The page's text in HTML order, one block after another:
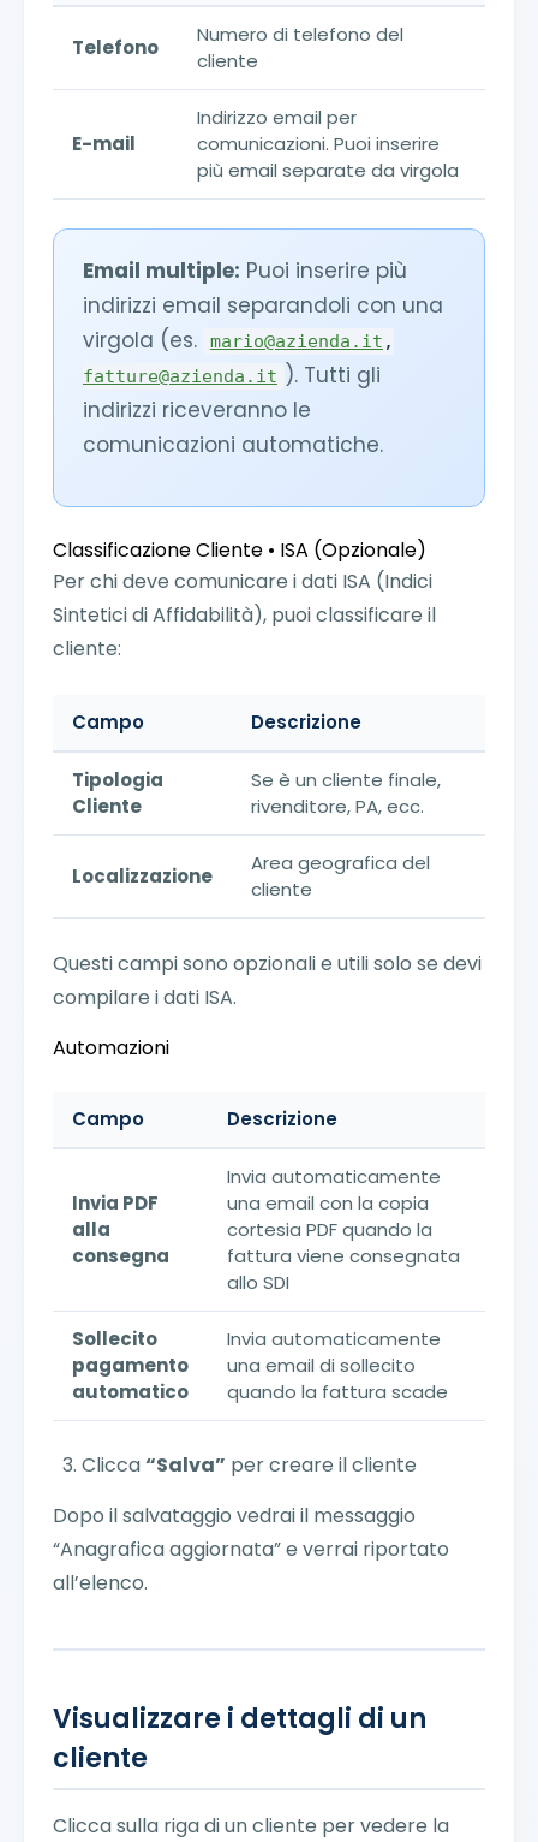
Telefono
Numero di telefono del
cliente
E-mail
Indirizzo email per
comunicazioni. Puoi inserire
più email separate da virgola
Email multiple: Puoi inserire più
indirizzi email separandoli con una
virgola (es.
mario@azienda.it ,
fatture@azienda.it ). Tutti gli
indirizzi riceveranno le
comunicazioni automatiche.
Classificazione Cliente • ISA (Opzionale)
Per chi deve comunicare i dati ISA (Indici
Sintetici di Affidabilità), puoi classificare il
cliente:
Campo Descrizione
Tipologia
Cliente
Se è un cliente finale,
rivenditore, PA, ecc.
Localizzazione
Area geografica del
cliente
Questi campi sono opzionali e utili solo se devi
compilare i dati ISA.
Automazioni
Campo Descrizione
Invia PDF
alla
consegna
Invia automaticamente
una email con la copia
cortesia PDF quando la
fattura viene consegnata
allo SDI
Sollecito
pagamento
automatico
Invia automaticamente
una email di sollecito
quando la fattura scade
Clicca“Salva” per creare il cliente
Dopo il salvataggio vedrai il messaggio
“Anagrafica aggiornata” e verrai riportato
all’elenco.
Visualizzare i dettagli di un
cliente
Clicca sulla riga di un cliente per vedere la